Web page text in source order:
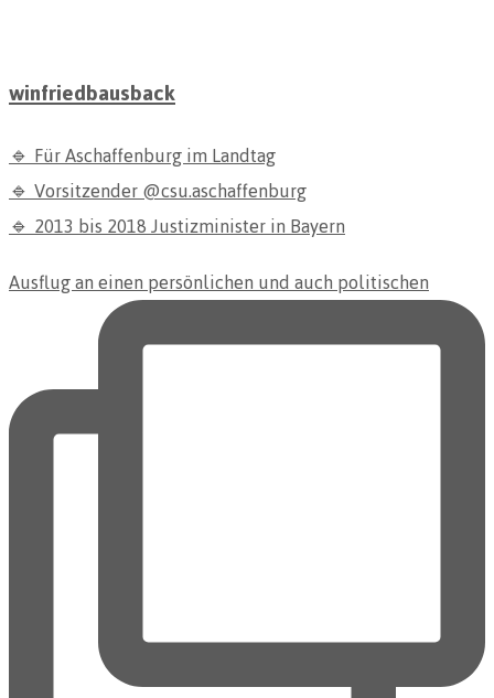
winfriedbausback
🔹 Für Aschaffenburg im Landtag
🔹 Vorsitzender @csu.aschaffenburg
🔹 2013 bis 2018 Justizminister in Bayern
Ausflug an einen persönlichen und auch politischen